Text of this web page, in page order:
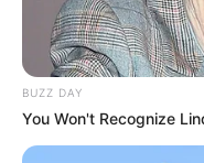
Beloved Life
dokter di Departemen
terkemuka di China.
Namun Du Di dan Wu
BUZZ DAY
You Won't Recognize